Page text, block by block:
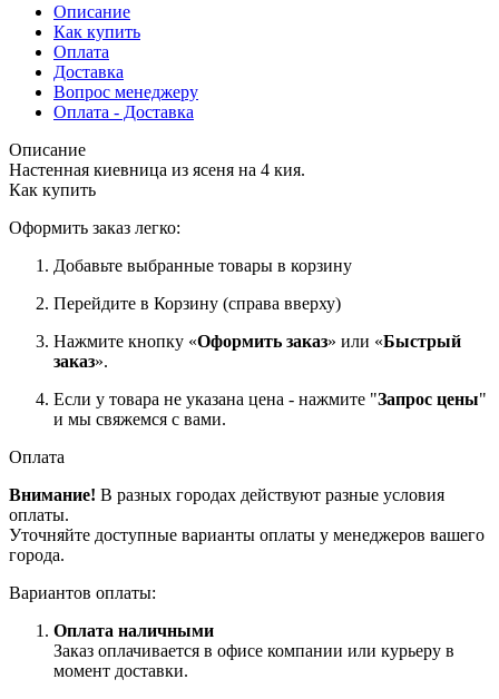
Описание
Как купить
Оплата
Доставка
Вопрос менеджеру
Оплата - Доставка
Описание
Настенная киевница из ясеня на 4 кия.
Как купить
Оформить заказ легко:
Добавьте выбранные товары в корзину
Перейдите в Корзину (справа вверху)
Нажмите кнопку «Оформить заказ» или «Быстрый
заказ».
Если у товара не указана цена - нажмите "Запрос цены"
и мы свяжемся с вами.
Оплата
Внимание! В разных городах действуют разные условия
оплаты.
Уточняйте доступные варианты оплаты у менеджеров вашего
города.
Вариантов оплаты:
Оплата наличными
Заказ оплачивается в офисе компании или курьеру в
момент доставки.